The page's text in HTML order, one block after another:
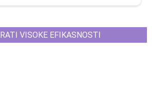
VISOKE EFIKASNOSTI